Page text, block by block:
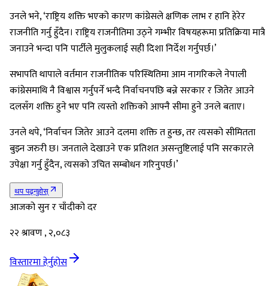
उनले भने, ‘राष्ट्रिय शक्ति भएको कारण कांग्रेसले क्षणिक लाभ र हानि हेरेर
राजनीति गर्नु हुँदैन। राष्ट्रिय राजनीतिमा उठ्ने गम्भीर विषयहरूमा प्रतिक्रिया मात्रै
जनाउने भन्दा पनि पार्टीले मुलुकलाई सही दिशा निर्देश गर्नुपर्छ।’
सभापति थापाले वर्तमान राजनीतिक परिस्थितिमा आम नागरिकले नेपाली
कांग्रेसमाथि नै विश्वास गर्नुपर्ने भन्दै निर्वाचनपछि बन्ने सरकार र जितेर आउने
दलसँग शक्ति हुने भए पनि त्यस्तो शक्तिको आफ्नै सीमा हुने उनले बताए।
उनले थपे, ‘निर्वाचन जितेर आउने दलमा शक्ति त हुन्छ, तर त्यसको सीमितता
बुझ्न जरुरी छ। जनताले देखाउने एक प्रतिशत असन्तुष्टिलाई पनि सरकारले
उपेक्षा गर्नु हुँदैन, त्यसको उचित सम्बोधन गरिनुपर्छ।’
थप पढ्नुहोस्
आजको सुन र चाँदीको दर
२२ श्रावण , २,०८३
विस्तारमा हेर्नुहोस